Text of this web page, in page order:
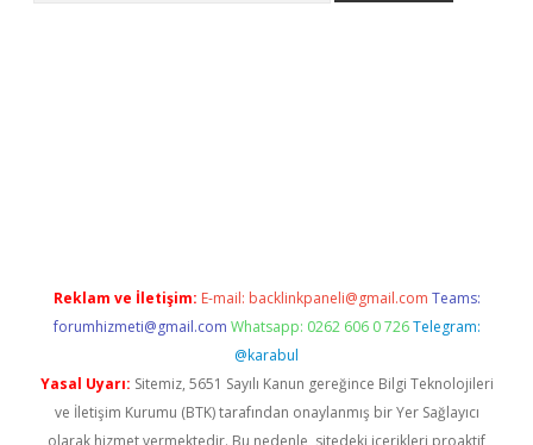
Reklam ve İletişim: E-mail: backlinkpaneli@gmail.com Teams:
forumhizmeti@gmail.com Whatsapp: 0262 606 0 726 Telegram:
@karabul
Yasal Uyarı: Sitemiz, 5651 Sayılı Kanun gereğince Bilgi Teknolojileri
ve İletişim Kurumu (BTK) tarafından onaylanmış bir Yer Sağlayıcı
olarak hizmet vermektedir. Bu nedenle, sitedeki içerikleri proaktif